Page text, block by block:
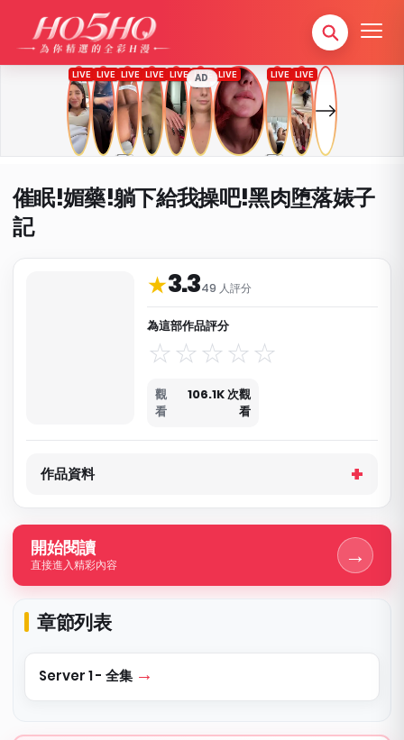
AD
催眠!媚藥!躺下給我操吧!黑肉堕落婊子
記
★3.349 人評分
為這部作品評分
觀
看
106.1K 次觀
看
作品資料與分類
作品資料
開始閱讀
直接進入精彩內容 →
章節列表
Server 1 - 全集